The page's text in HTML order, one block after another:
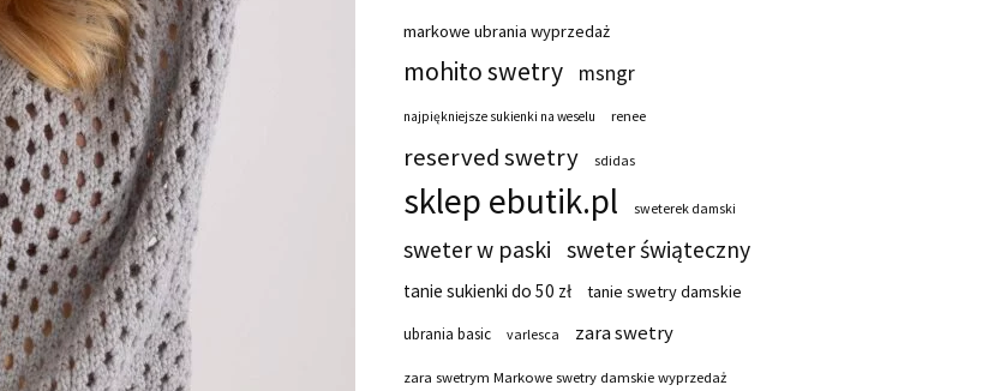
markowe ubrania wyprzedaż
mohito swetry msngr
najpiękniejsze sukienki na weselu renee
reserved swetry sdidas
sklep ebutik.pl sweterek damski
sweter w paski sweter świąteczny
tanie sukienki do 50 zł tanie swetry damskie
ubrania basic varlesca zara swetry
zara swetrym Markowe swetry damskie wyprzedaż